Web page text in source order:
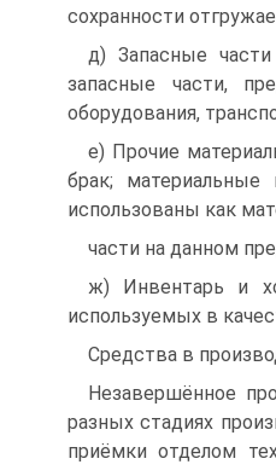
сохранности
д) Запасные
запасные части,
оборудования,
е) Прочие
брак;
использованы как
части на данном
ж) Инвентарь и
используемых в
Средства в
Незавершённое
разных стадиях
приёмки отделом